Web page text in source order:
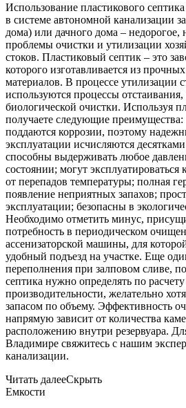
Использование пластикового
в системе автономной канализации
дома) или дачного дома –
проблемы очистки и утилизации
стоков. Пластиковый септик – это
которого изготавливается из
материалов. В процессе утилизации
используются процессы
биологической очистки. Используя
получаете следующие
поддаются коррозии, поэтому
эксплуатации исчисляются
способны выдерживать любое
состоянии; могут
от перепадов температуры; полная
появление неприятных запахов;
эксплуатации; безопасны в
Необходимо отметить минус,
потребность в периодическом
ассенизаторской машины, для
удобный подъезд на участке. Еще
переполнения при залповом сливе,
септика нужно определять по
производительности, желательно
запасом по объему. Эффективность
напрямую зависит от количества
расположению внутри резервуара.
Владимире свяжитесь с нашим
канализации.
Читать далееСкрыть
Емкости